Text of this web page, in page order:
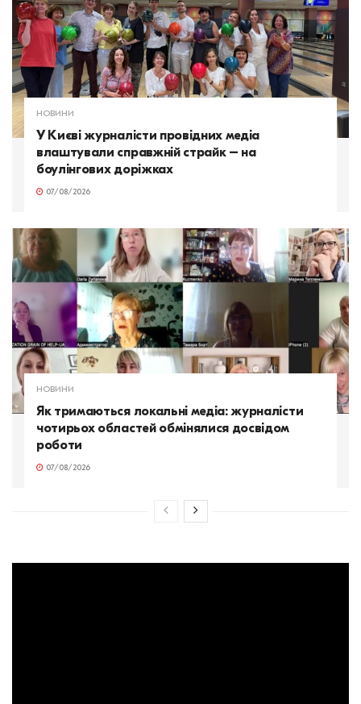
НОВИНИ
У Києві журналісти провідних медіа
влаштували справжній страйк – на
боулінгових доріжках
07/08/2026
НОВИНИ
Як тримаються локальні медіа: журналісти
чотирьох областей обмінялися досвідом
роботи
07/08/2026